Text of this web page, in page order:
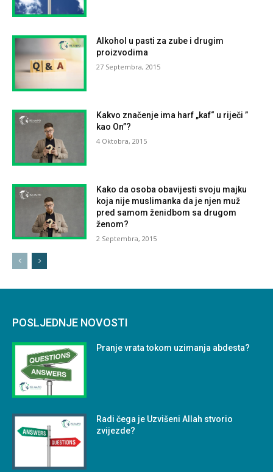
Alkohol u pasti za zube i drugim
proizvodima
27 Septembra, 2015
Kakvo značenje ima harf „kaf“ u riječi ”
kao On”?
4 Oktobra, 2015
Kako da osoba obavijesti svoju majku
koja nije muslimanka da je njen muž
pred samom ženidbom sa drugom
ženom?
2 Septembra, 2015
POSLJEDNJE NOVOSTI
Pranje vrata tokom uzimanja abdesta?
Radi čega je Uzvišeni Allah stvorio
zvijezde?